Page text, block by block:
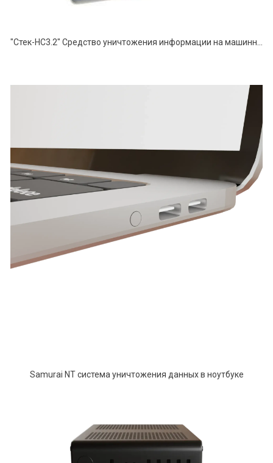
Samurai NT система уничтожения данных в ноутбуке